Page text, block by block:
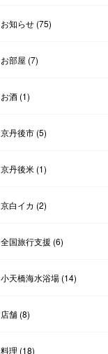
お知らせ(75)
お部屋 (7)
お酒(1)
京丹後市(5)
京丹後米(1)
京白イカ (2)
全国旅行支援 (6)
小天橋海水浴場(14)
店舗(8)
料理 (18)